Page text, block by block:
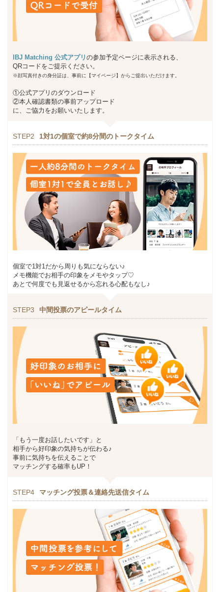
IBJ Matching 公式アプリ の参加予定ページに表示される、
QRコードをご提示ください。
※顔写真付きの身分証は、事前に【マイページ】からご提出いただけます。
①公式アプリのダウンロード
②本人確認書類の事前アップロード
に、ご協力をお願いいたします。
STEP2 1対1の個室で約8分間のトークタイム
個室で1対1だから周りも気にならない♪
メモ機能でお相手の印象をメモやタップ♡
あとで何度でも見返せるから忘れる心配もなし♪
STEP3 中間投票のアピールタイム
「もう一度お話したいです」と
相手から好印象の気持ちが伝わる♪
事前に気持ちを伝えることで
マッチングする確率もUP！
STEP4 マッチング投票＆連絡先送信タイム